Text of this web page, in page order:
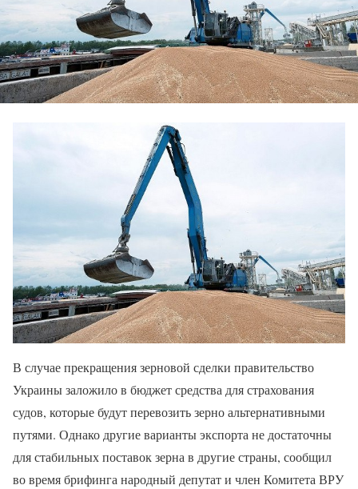
В случае прекращения зерновой сделки правительство
Украины заложило в бюджет средства для страхования
судов, которые будут перевозить зерно альтернативными
путями. Однако другие варианты экспорта не достаточны
для стабильных поставок зерна в другие страны, сообщил
во время брифинга народный депутат и член Комитета ВРУ